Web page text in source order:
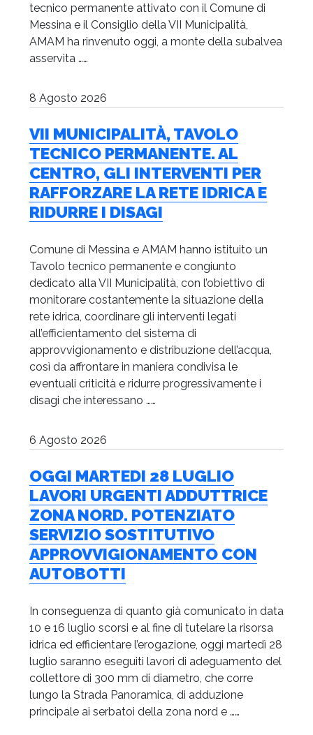
tecnico permanente attivato con il Comune di
Messina e il Consiglio della VII Municipalità,
AMAM ha rinvenuto oggi, a monte della subalvea
asservita ……
8 Agosto 2026
VII MUNICIPALITÀ, TAVOLO
TECNICO PERMANENTE. AL
CENTRO, GLI INTERVENTI PER
RAFFORZARE LA RETE IDRICA E
RIDURRE I DISAGI
Comune di Messina e AMAM hanno istituito un
Tavolo tecnico permanente e congiunto
dedicato alla VII Municipalità, con l’obiettivo di
monitorare costantemente la situazione della
rete idrica, coordinare gli interventi legati
all’efficientamento del sistema di
approvvigionamento e distribuzione dell’acqua,
così da affrontare in maniera condivisa le
eventuali criticità e ridurre progressivamente i
disagi che interessano ……
6 Agosto 2026
OGGI MARTEDI 28 LUGLIO
LAVORI URGENTI ADDUTTRICE
ZONA NORD. POTENZIATO
SERVIZIO SOSTITUTIVO
APPROVVIGIONAMENTO CON
AUTOBOTTI
In conseguenza di quanto già comunicato in data
10 e 16 luglio scorsi e al fine di tutelare la risorsa
idrica ed efficientare l’erogazione, oggi martedì 28
luglio saranno eseguiti lavori di adeguamento del
collettore di 300 mm di diametro, che corre
lungo la Strada Panoramica, di adduzione
principale ai serbatoi della zona nord e ……